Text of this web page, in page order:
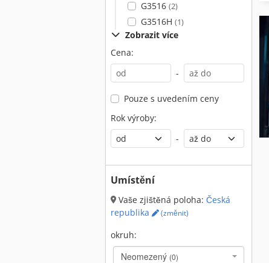
G3516 (2)
G3516H (1)
Zobrazit více
Cena:
-
Pouze s uvedením ceny
Rok výroby:
-
Umístění
Vaše zjištěná poloha: Česká
republika
(změnit)
okruh:
Neomezený (0)